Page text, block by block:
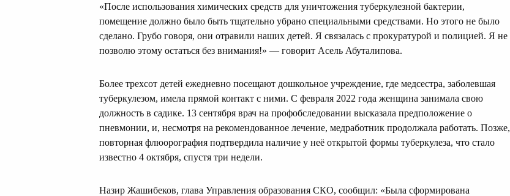
«После использования химических средств для уничтожения туберкулезной бактерии,
помещение должно было быть тщательно убрано специальными средствами. Но этого не было
сделано. Грубо говоря, они отравили наших детей. Я связалась с прокуратурой и полицией. Я не
позволю этому остаться без внимания!» — говорит Асель Абуталипова.
Более трехсот детей ежедневно посещают дошкольное учреждение, где медсестра, заболевшая
туберкулезом, имела прямой контакт с ними. С февраля 2022 года женщина занимала свою
должность в садике. 13 сентября врач на профобследовании высказала предположение о
пневмонии, и, несмотря на рекомендованное лечение, медработник продолжала работать. Позже,
повторная флюорография подтвердила наличие у неё открытой формы туберкулеза, что стало
известно 4 октября, спустя три недели.
Назир Жашибеков, глава Управления образования СКО, сообщил: «Была сформирована